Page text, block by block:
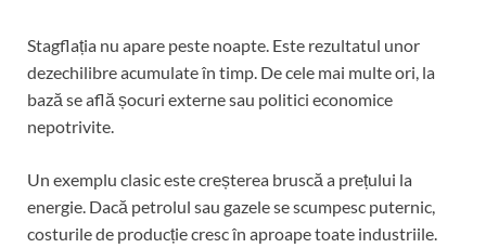
Stagflația nu apare peste noapte. Este rezultatul unor
dezechilibre acumulate în timp. De cele mai multe ori, la
bază se află șocuri externe sau politici economice
nepotrivite.
Un exemplu clasic este creșterea bruscă a prețului la
energie. Dacă petrolul sau gazele se scumpesc puternic,
costurile de producție cresc în aproape toate industriile.